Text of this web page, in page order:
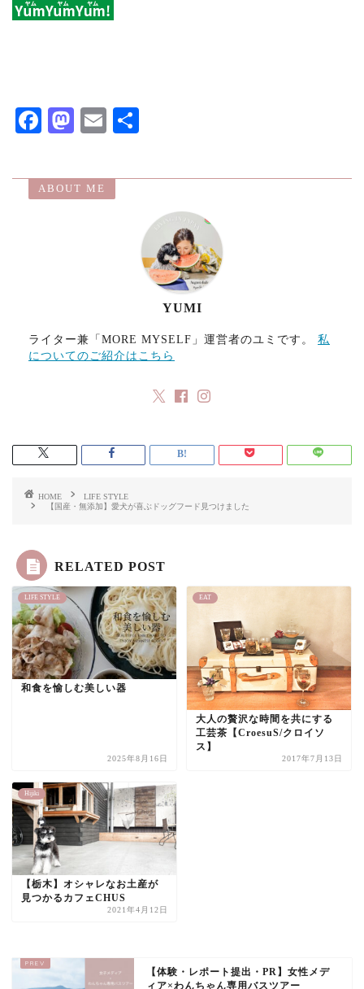
F
eb
o
M
to
d
E
ai
l
ABOUT ME
YUMI
ライター兼「MORE MYSELF」運営者のユミです。 私
についてのご紹介はこちら
HOME
LIFE STYLE
【国産・無添加】愛犬が喜ぶドッグフード見つけました
RELATED POST
LIFE STYLE
和食を愉しむ美しい器
2025年8月16日
EAT
大人の贅沢な時間を共にする
工芸茶【CroesuS/クロイソ
ス】
2017年7月13日
Hijiki
【栃木】オシャレなお土産が
見つかるカフェCHUS
2021年4月12日
【体験・レポート提出・PR】女性メデ
ィア×わんちゃん専用バスツアー